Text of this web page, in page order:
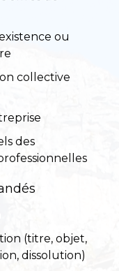
ou
collective
des
(titre, objet,
dissolution)